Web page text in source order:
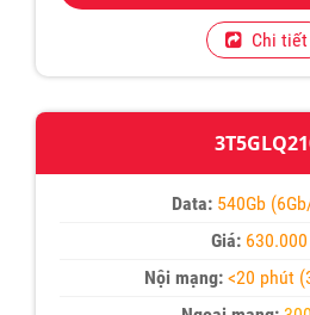
Chi tiết
Data: 540Gb
Giá:
Nội mạng: <20 phút